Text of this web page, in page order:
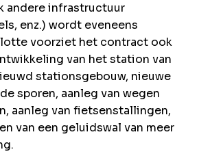
andere infrastructuur
enz.) wordt eveneens
voorziet het contract ook
van het station van
stationsgebouw, nieuwe
sporen, aanleg van wegen
aanleg van fietsenstallingen,
van een geluidswal van meer